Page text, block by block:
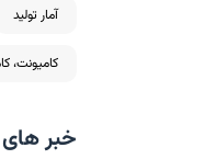
آمار تولید
کامیونت،
خبر